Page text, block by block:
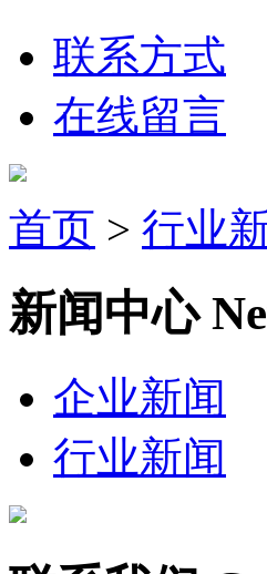
联系方式
在线留言
首页 > 行业
新闻中心
企业新闻
行业新闻